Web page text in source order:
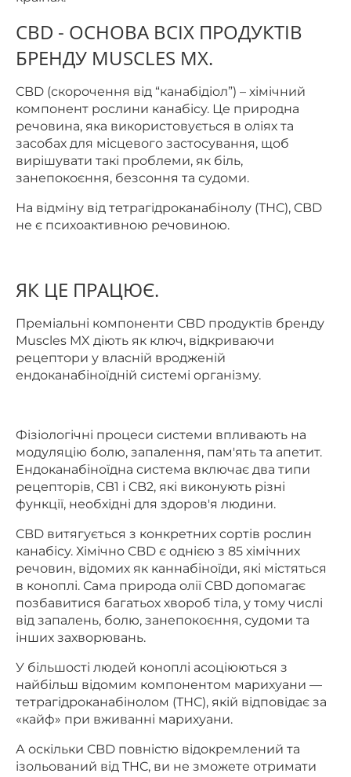
CBD - ОСНОВА ВСІХ ПРОДУКТІВ
БРЕНДУ MUSCLES MX.
CBD (скорочення від “канабідіол”) – хімічний
компонент рослини канабісу. Це природна
речовина, яка використовується в оліях та
засобах для місцевого застосування, щоб
вирішувати такі проблеми, як біль,
занепокоєння, безсоння та судоми.
На відміну від тетрагідроканабінолу (THC), CBD
не є психоактивною речовиною.
ЯК ЦЕ ПРАЦЮЄ.
Преміальні компоненти CBD продуктів бренду
Muscles MX діють як ключ, відкриваючи
рецептори у власній вродженій
ендоканабіноїдній системі організму.
Фізіологічні процеси системи впливають на
модуляцію болю, запалення, пам'ять та апетит.
Ендоканабіноїдна система включає два типи
рецепторів, CB1 і CB2, які виконують різні
функції, необхідні для здоров'я людини.
CBD витягується з конкретних сортів рослин
канабісу. Хімічно CBD є однією з 85 хімічних
речовин, відомих як каннабіноїди, які містяться
в коноплі. Сама природа олії CBD допомагає
позбавитися багатьох хвороб тіла, у тому числі
від запалень, болю, занепокоєння, судоми та
інших захворювань.
У більшості людей коноплі асоціюються з
найбільш відомим компонентом марихуани —
тетрагідроканабінолом (ТНС), якій відповідає за
«кайф» при вживанні марихуани.
А оскільки CBD повністю відокремлений та
ізольований від THC, ви не зможете отримати